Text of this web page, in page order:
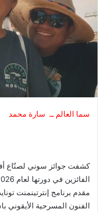
سما العالم ــ سارة محمد
كشفت جوائز سوني لصنّاع
مقدم برنامج إنترتينمنت
الفنون المسرحية الأيقوني